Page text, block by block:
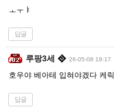
ㅗㅜㅑ
답글
루팡3세 26-05-08 19:17
호우야 베아테 입혀야겠다 케릭
답글